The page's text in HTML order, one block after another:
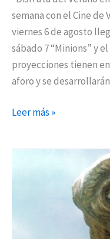
semana con el Cine de
viernes 6 de agosto
sábado 7 “Minions” y
proyecciones tienen
aforo y se
“Los
Japón»
Leer más »